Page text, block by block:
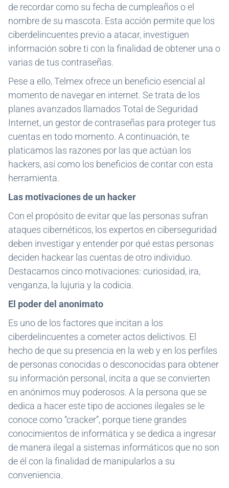
de recordar como su fecha de cumpleaños o el
nombre de su mascota. Esta acción permite que los
ciberdelincuentes previo a atacar, investiguen
información sobre ti con la finalidad de obtener una o
varias de tus contraseñas.
Pese a ello, Telmex ofrece un beneficio esencial al
momento de navegar en internet. Se trata de los
planes avanzados llamados Total de Seguridad
Internet, un gestor de contraseñas para proteger tus
cuentas en todo momento. A continuación, te
platicamos las razones por las que actúan los
hackers, así como los beneficios de contar con esta
herramienta.
Las motivaciones de un hacker
Con el propósito de evitar que las personas sufran
ataques cibernéticos, los expertos en ciberseguridad
deben investigar y entender por qué estas personas
deciden hackear las cuentas de otro individuo.
Destacamos cinco motivaciones: curiosidad, ira,
venganza, la lujuria y la codicia.
El poder del anonimato
Es uno de los factores que incitan a los
ciberdelincuentes a cometer actos delictivos. El
hecho de que su presencia en la web y en los perfiles
de personas conocidas o desconocidas para obtener
su información personal, incita a que se convierten
en anónimos muy poderosos. A la persona que se
dedica a hacer este tipo de acciones ilegales se le
conoce como “cracker”, porque tiene grandes
conocimientos de informática y se dedica a ingresar
de manera ilegal a sistemas informáticos que no son
de él con la finalidad de manipularlos a su
conveniencia.